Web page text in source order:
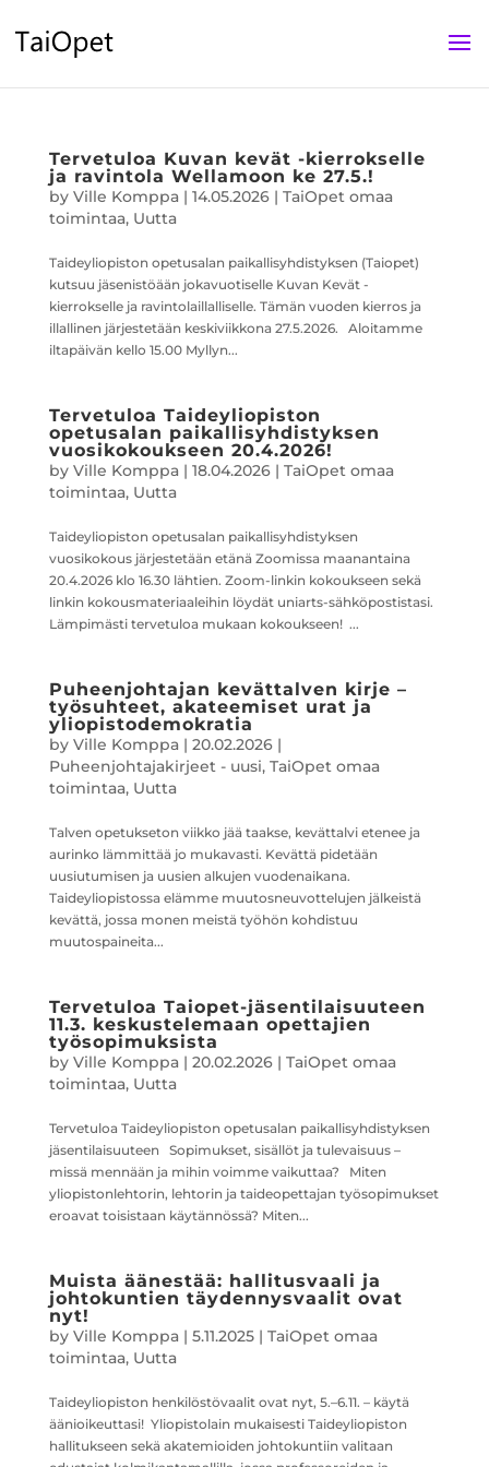
Tervetuloa Kuvan kevät -kierrokselle
ja ravintola Wellamoon ke 27.5.!
by Ville Komppa| 14.05.2026| TaiOpet omaa
toimintaa, Uutta
Taideyliopiston opetusalan paikallisyhdistyksen (Taiopet)
kutsuu jäsenistöään jokavuotiselle Kuvan Kevät -
kierrokselle ja ravintolaillalliselle. Tämän vuoden kierros ja
illallinen järjestetään keskiviikkona 27.5.2026. Aloitamme
iltapäivän kello 15.00 Myllyn...
Tervetuloa Taideyliopiston
opetusalan paikallisyhdistyksen
vuosikokoukseen 20.4.2026!
by Ville Komppa| 18.04.2026| TaiOpet omaa
toimintaa, Uutta
Taideyliopiston opetusalan paikallisyhdistyksen
vuosikokous järjestetään etänä Zoomissa maanantaina
20.4.2026 klo 16.30 lähtien. Zoom-linkin kokoukseen sekä
linkin kokousmateriaaleihin löydät uniarts-sähköpostistasi.
Lämpimästi tervetuloa mukaan kokoukseen! ...
Puheenjohtajan kevättalven kirje –
työsuhteet, akateemiset urat ja
yliopistodemokratia
by Ville Komppa| 20.02.2026|
Puheenjohtajakirjeet - uusi, TaiOpet omaa
toimintaa, Uutta
Talven opetukseton viikko jää taakse, kevättalvi etenee ja
aurinko lämmittää jo mukavasti. Kevättä pidetään
uusiutumisen ja uusien alkujen vuodenaikana.
Taideyliopistossa elämme muutosneuvottelujen jälkeistä
kevättä, jossa monen meistä työhön kohdistuu
muutospaineita...
Tervetuloa Taiopet-jäsentilaisuuteen
11.3. keskustelemaan opettajien
työsopimuksista
by Ville Komppa| 20.02.2026| TaiOpet omaa
toimintaa, Uutta
Tervetuloa Taideyliopiston opetusalan paikallisyhdistyksen
jäsentilaisuuteen Sopimukset, sisällöt ja tulevaisuus –
missä mennään ja mihin voimme vaikuttaa? Miten
yliopistonlehtorin, lehtorin ja taideopettajan työsopimukset
eroavat toisistaan käytännössä? Miten...
Muista äänestää: hallitusvaali ja
johtokuntien täydennysvaalit ovat
nyt!
by Ville Komppa| 5.11.2025| TaiOpet omaa
toimintaa, Uutta
Taideyliopiston henkilöstövaalit ovat nyt, 5.–6.11. – käytä
äänioikeuttasi! Yliopistolain mukaisesti Taideyliopiston
hallitukseen sekä akatemioiden johtokuntiin valitaan